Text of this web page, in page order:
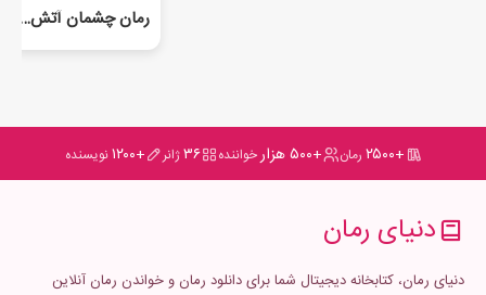
رمان چشمان آتش کشیده
+۲۵۰۰ رمان +۵۰۰ هزار خواننده ۳۶ژانر +۱۲۰۰ نویسنده
دنیای رمان
دنیای رمان، کتابخانه دیجیتال شما برای دانلود رمان و خواندن رمان آنلاین